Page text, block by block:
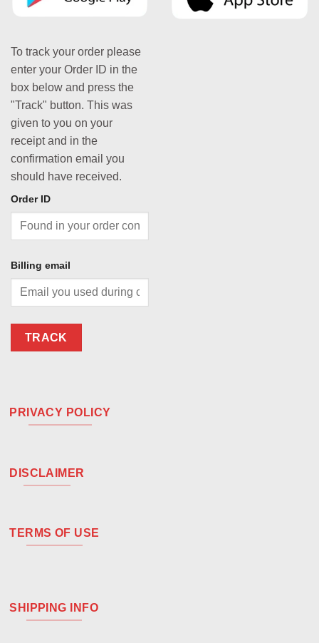
To track your order please
enter your Order ID in the
box below and press the
"Track" button. This was
given to you on your
receipt and in the
confirmation email you
should have received.
Order ID
Billing email
TRACK
PRIVACY POLICY
DISCLAIMER
TERMS OF USE
SHIPPING INFO